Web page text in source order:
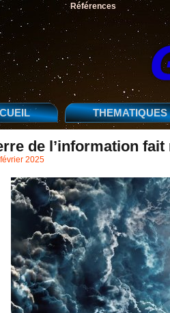
Références
THEMATIQUES
de l’information
2025